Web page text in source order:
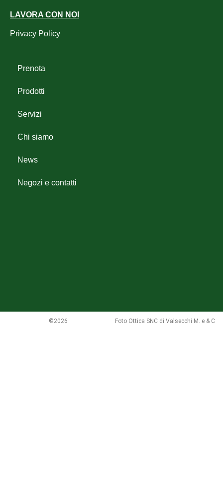
LAVORA CON NOI
Privacy Policy
Prenota
Prodotti
Servizi
Chi siamo
News
Negozi e contatti
©2026 Foto Ottica SNC di Valsecchi M. e & C